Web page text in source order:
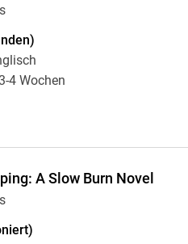
4 Wochen
A Slow Burn Novel